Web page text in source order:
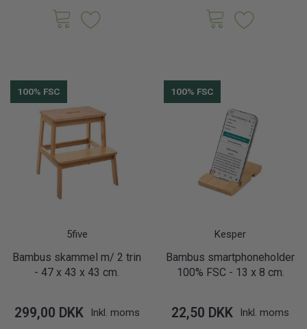
100% FSC
5five
Bambus skammel m/ 2 trin
- 47 x 43 x 43 cm.
299,00 DKK Inkl. moms
100% FSC
Kesper
Bambus smartphoneholder
100% FSC - 13 x 8 cm.
22,50 DKK Inkl. moms